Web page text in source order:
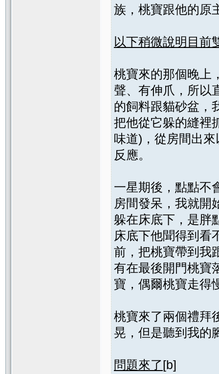
族，桃寶跟他的原
以下稍微說明目前
桃寶來的那個晚上
聲、有伸爪，所以
的飼料跟貓砂盆，
把他從它躲的縫裡
味道)，從房間出
反應。
一星期後，點點不
房間發呆，我就開
躲在床底下，是胖
床底下他聞得到看
前，把桃寶帶到我
有在最後開門桃寶
寶，偶爾桃寶走得
桃寶來了兩個禮拜
晃，但是聽到我的
問題來了[b]